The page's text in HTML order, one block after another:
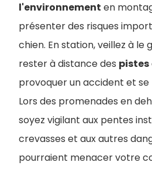
l'environnement en
présenter des risques
chien. En station, veillez à le
rester à distance des pistes
provoquer un accident et se
Lors des promenades en
soyez vigilant aux pentes
crevasses et aux autres
pourraient menacer votre